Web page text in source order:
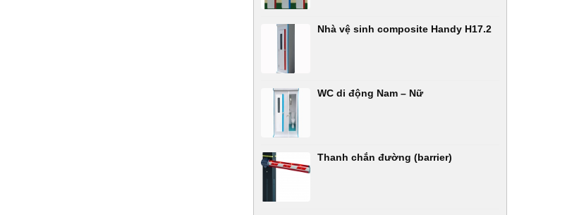
Nhà vệ sinh composite Handy H17.2
WC di động Nam – Nữ
Thanh chắn đường (barrier)